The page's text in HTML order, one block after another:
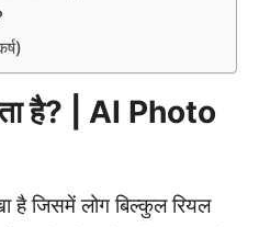
है? | AI Photo
है जिसमें लोग बिल्कुल रियल